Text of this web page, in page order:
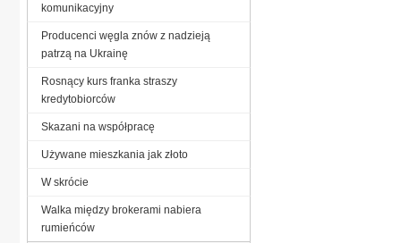
komunikacyjny
Producenci węgla znów z nadzieją
patrzą na Ukrainę
Rosnący kurs franka straszy
kredytobiorców
Skazani na współpracę
Używane mieszkania jak złoto
W skrócie
Walka między brokerami nabiera
rumieńców